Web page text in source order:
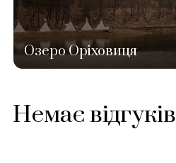
Озеро Оріховиця
Немає відгуків